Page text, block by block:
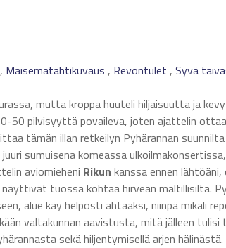
, Maisematähtikuvaus , Revontulet , Syvä
mutta kroppa huuteli hiljaisuutta ja
50 pilvisyyttä povaileva, joten ajattelin
tämän illan retkeilyn Pyhärannan
sumuisena komeassa
aviomieheni Rikun kanssa ennen
tuossa kohtaa hirveän maltillisilta.
alue käy helposti ahtaaksi, niinpä mikäli
valtakunnan aavistusta, mitä jälleen
sekä hiljentymisellä arjen hälinästä.